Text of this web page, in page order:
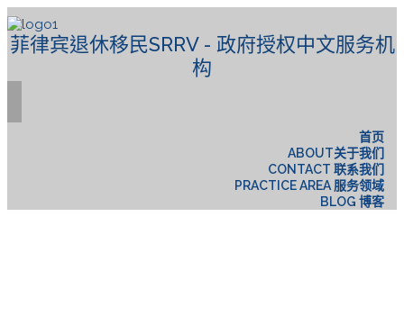
菲律宾退休移民SRRV - 政府授权中文服务机
构
首页
ABOUT关于我们
CONTACT 联系我们
PRACTICE AREA 服务领域
BLOG 博客